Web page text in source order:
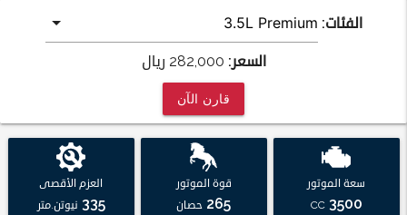
الفئات:
السعر: 282,000 ريال
قارن الآن
سعة الموتور
3500
CC
قوة الموتور
265 حصان
العزم الأقصى
335 نيوتن.متر